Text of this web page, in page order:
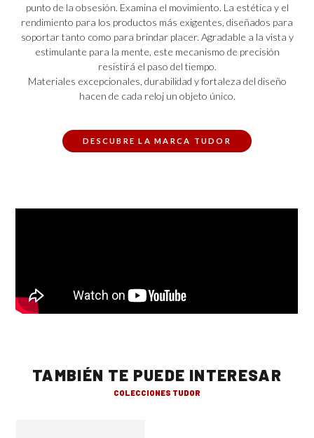
punto de la obsesión. Examina el movimiento. La estética y el
rendimiento para los productos más exigentes, diseñados para
soportar tanto como para brindar placer. Agradable a la vista y
estimulante para la mente, este mecanismo de precisión
resistirá el paso del tiempo.
Materiales excepcionales, durabilidad y fortaleza del diseño
hacen de cada reloj un objeto único.
DESCUBRE LA MARCA TUDOR
TAMBIÉN TE PUEDE INTERESAR
COLECCIONES TUDOR